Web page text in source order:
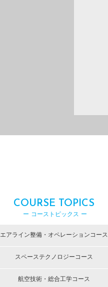
COURSE TOPICS
ー コーストピックス ー
エアライン整備・オペレーションコース
スペーステクノロジーコース
航空技術・総合工学コース